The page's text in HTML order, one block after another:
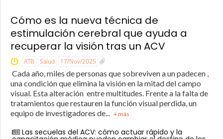
Cómo es la nueva técnica de
estimulación cerebral que ayuda a
recuperar la visión tras un ACV
ATB Salud 17/Nov/2025
Cada año, miles de personas que sobreviven a un padecen ,
una condición que elimina la visión en la mitad del campo
visual. Esta alteración entre multitudes. Frente a la falta de
tratamientos que restauren la función visual perdida, un
equipo de investigadores de... + más
Las secuelas del ACV: cómo actuar rápido y la